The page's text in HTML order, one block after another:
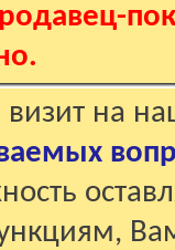
на